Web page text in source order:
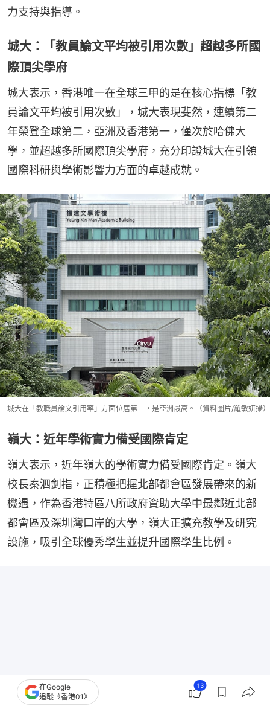
力支持與指導。
城大：「教員論文平均被引用次數」超越多所國
際頂尖學府
城大表示，香港唯一在全球三甲的是在核心指標「教
員論文平均被引用次數」，城大表現斐然，連續第二
年榮登全球第二，亞洲及香港第一，僅次於哈佛大
學，並超越多所國際頂尖學府，充分印證城大在引領
國際科研與學術影響力方面的卓越成就。
城大在「教職員論文引用率」方面位居第二，是亞洲最高。（資料圖片/羅敏妍攝）
嶺大：近年學術實力備受國際肯定
嶺大表示，近年嶺大的學術實力備受國際肯定。嶺大
校長秦泗釗指，正積極把握北部都會區發展帶來的新
機遇，作為香港特區八所政府資助大學中最鄰近北部
都會區及深圳灣口岸的大學，嶺大正擴充教學及研究
設施，吸引全球優秀學生並提升國際學生比例。
在Google
追蹤《香港01》
13